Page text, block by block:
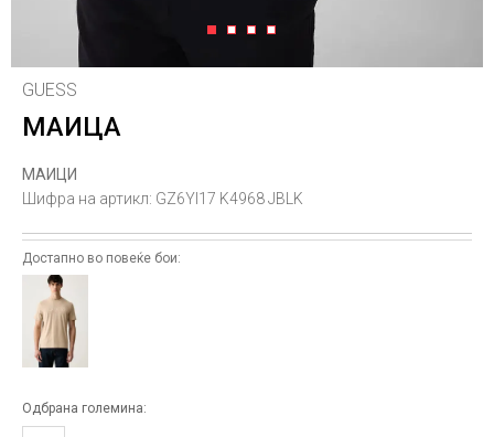
1 2 3 4
GUESS
МАИЦА
МАИЦИ
Шифра на артикл: GZ6YI17 K4968 JBLK
Достапно во повеќе бои:
Одбрана големина: